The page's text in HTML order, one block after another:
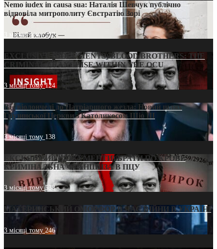
Nemo iudex in causa sua: Наталія Шевчук публічно
відповіла митрополиту Євстратію Зорі
3 місяці тому212
EXCLUSIVE (DOCUMENTS)/BLOOD BROTHERS: THE
CRIMINAL FRANCHISE WITHIN THE OCU
3 місяці тому124
Від віолончелі до Патріаршого жезла: Новий шлях
Грузинської Церкви з Католикосом Шіо III
3 місяці тому 138
ЕКСКЛЮЗИВ (ДОКУМЕНТИ)/БРАТИ ПО КРОВІ:
КРИМІНАЛЬНА ФРАНШИЗА В ПЦУ
3 місяці тому538
МАТЕРИНСЬКИЙ ОМОРФОР В ЧАС ВІЙНИ В УКРАЇНІ
3 місяці тому246